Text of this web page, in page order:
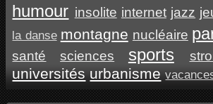
humour insolite internet jazz
la danse montagne nucléaire
santé sciences sports
universités urbanisme